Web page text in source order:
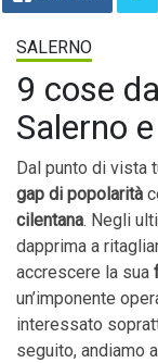
SALERNO
9 cose
Salerno
Dal punto di vista
gap di popolarità
cilentana. Negli
dapprima a
accrescere la sua
un’imponente
interessato
seguito, andiamo